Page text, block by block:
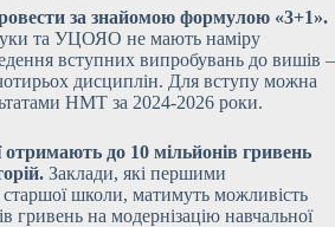
за знайомою формулою «3+1».
та УЦОЯО не мають наміру
вступних випробувань до вишів –
дисциплін. Для вступу можна
НМТ за 2024-2026 роки.
отримають до 10 мільйонів гривень
Заклади, які першими
школи, матимуть можливість
гривень на модернізацію навчальної